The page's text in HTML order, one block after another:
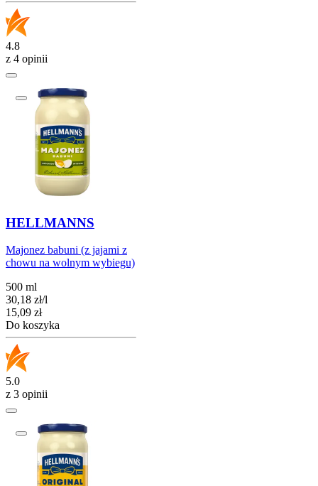
4.8
z 4 opinii
HELLMANNS
Majonez babuni (z jajami z
chowu na wolnym wybiegu)
500 ml
30,18 zł/l
Cena
15,09 zł
Do koszyka
5.0
z 3 opinii